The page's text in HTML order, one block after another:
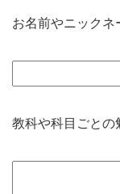
お名前やニックネ
教科や科目ごとの